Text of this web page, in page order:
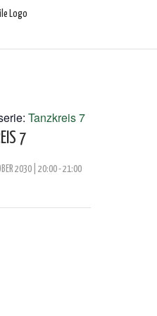
Tanzkreis 7
7
2030 | 20:00-21:00